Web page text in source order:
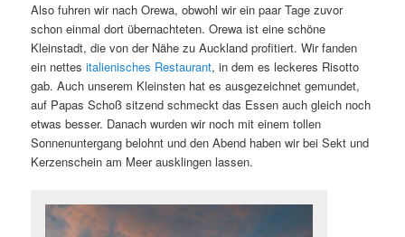
Also fuhren wir nach Orewa, obwohl wir ein paar Tage zuvor
schon einmal dort übernachteten. Orewa ist eine schöne
Kleinstadt, die von der Nähe zu Auckland profitiert. Wir fanden
ein nettesitalienisches Restaurant, in dem es leckeres Risotto
gab. Auch unserem Kleinsten hat es ausgezeichnet gemundet,
auf Papas Schoß sitzend schmeckt das Essen auch gleich noch
etwas besser. Danach wurden wir noch mit einem tollen
Sonnenuntergang belohnt und den Abend haben wir bei Sekt und
Kerzenschein am Meer ausklingen lassen.